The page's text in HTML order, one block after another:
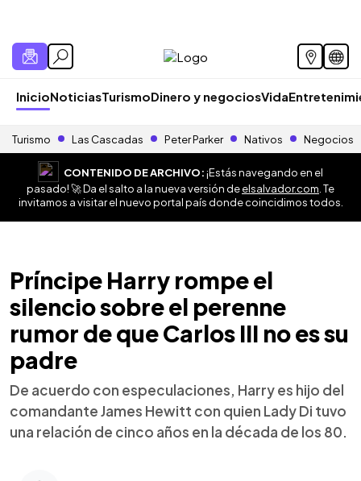
InicioNoticiasTurismoDinero y negociosVida
Turismo Las Cascadas Peter Parker Nativos Negocios
CONTENIDO DE ARCHIVO:¡Estás navegando en el
pasado! 🚀 Da el salto a la nueva versión deelsalvador.com . Te
invitamos a visitar el nuevo portal país donde coincidimos todos.
Príncipe Harry rompe el
silencio sobre el perenne
rumor de que Carlos III no es su
padre
De acuerdo con especulaciones, Harry es hijo del
comandante James Hewitt con quien Lady Di tuvo
una relación de cinco años en la década de los 80.